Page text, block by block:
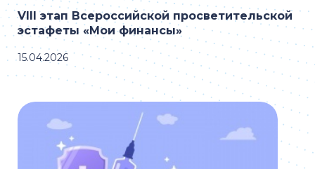
15.04.2026
VIII этап Всероссийской просветительской
эстафеты «Мои финансы»